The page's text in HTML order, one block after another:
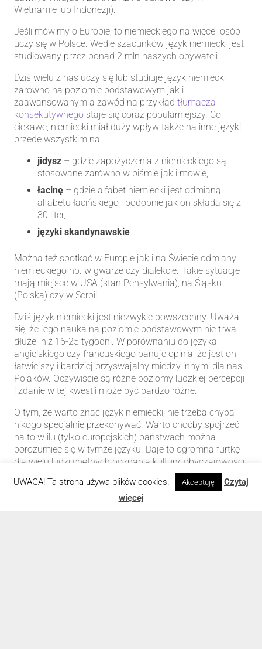
Wietnamie lub Indonezji).
Jeśli mówimy o Europie, to niemieckiego najwięcej osób
uczy się w Polsce. Wedle szacunków język niemiecki jest
studiowany przez ponad 2 mln naszych obywateli.
Dziś wielu z nas uczy się lub studiuje język niemiecki
zarówno na poziomie podstawowym jak i
zaawansowanym a zawód na przykład tłumacza
konsekutywnego staje się coraz popularniejszy. Co
ciekawe, niemiecki miał duży wpływ także na inne języki,
przede wszystkim na:
jidysz – gdzie zapożyczenia z niemieckiego są
stosowane zarówno w piśmie jak i mowie,
łacinę – gdzie alfabet niemiecki jest odmianą
alfabetu łacińskiego i podobnie jak on składa się z
30 liter,
języki skandynawskie.
Można też spotkać w Europie jak i na Świecie odmiany
niemieckiego np. w gwarze czy dialekcie. Takie sytuacje
mają miejsce w USA (stan Pensylwania), na Śląsku
(Polska) czy w Serbii.
Dziś język niemiecki jest niezwykle powszechny. Uważa
się, że jego nauka na poziomie podstawowym nie trwa
dłużej niż 16-25 tygodni. W porównaniu do języka
angielskiego czy francuskiego panuje opinia, że jest on
łatwiejszy i bardziej przyswajalny miedzy innymi dla nas
Polaków. Oczywiście są różne poziomy ludzkiej percepcji
i zdanie w tej kwestii może być bardzo różne.
O tym, że warto znać język niemiecki, nie trzeba chyba
nikogo specjalnie przekonywać. Warto choćby spojrzeć
na to w ilu (tylko europejskich) państwach można
porozumieć się w tymże języku. Daje to ogromna furtkę
dla wielu ludzi chętnych poznania kultury, obyczajowości
czy ogólnie – samego niemieckojęzycznego kraju.
UWAGA! Ta strona używa plików cookies. Akceptuję
Czytaj
więcej